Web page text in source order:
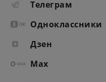
Телеграм
Одноклассники
Дзен
Max